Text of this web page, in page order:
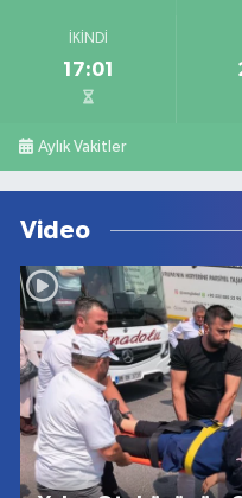
İKINDI
17:01
Aylık Vakitler
Video